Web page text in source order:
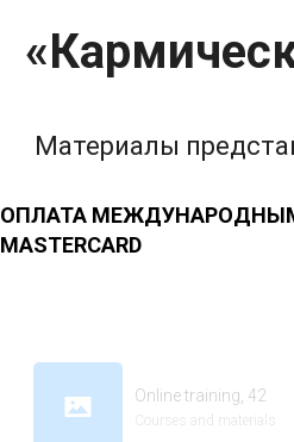
«
Материалы
ОПЛАТА
MASTERCARD